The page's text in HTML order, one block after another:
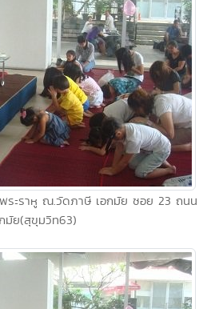
ระราหู ณ.วัดภาษี เอกมัย ซอย 23 ถนน
มัย(สุขุมวิท63)